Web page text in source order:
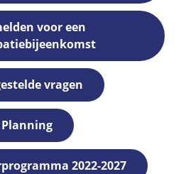
voor een
vragen
Planning
2022-2027